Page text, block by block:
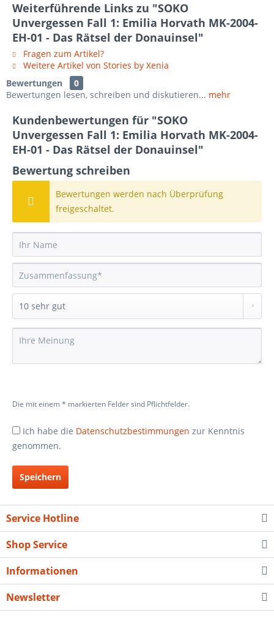
Weiterführende Links zu "SOKO
Unvergessen Fall 1: Emilia Horvath MK-2004-
EH-01 - Das Rätsel der Donauinsel"
Fragen zum Artikel?
Weitere Artikel von Stories by Xenia
Bewertungen
0
Bewertungen lesen, schreiben und diskutieren... mehr
Kundenbewertungen für "SOKO
Unvergessen Fall 1: Emilia Horvath MK-2004-
EH-01 - Das Rätsel der Donauinsel"
Bewertung schreiben
Bewertungen werden nach Überprüfung
freigeschaltet.
Die mit einem * markierten Felder sind Pflichtfelder.
Ich habe die Datenschutzbestimmungen zur Kenntnis
genommen.
Speichern
Service Hotline
Shop Service
Informationen
Newsletter